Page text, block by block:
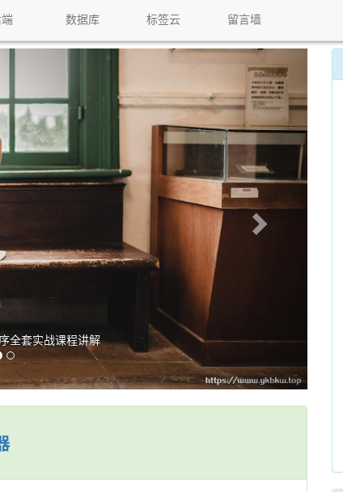
端 数据库 标签云 留言墙
全套实战课程讲解